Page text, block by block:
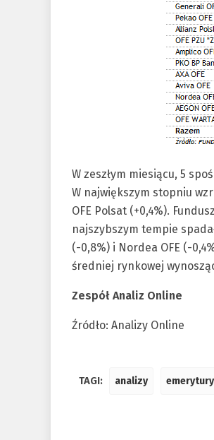
W zeszłym miesiącu, 5
W największym stopniu
OFE Polsat (+0,4%).
najszybszym tempie
(-0,8%) i Nordea OFE (-
średniej rynkowej
Zespół Analiz Online
Źródło: Analizy Online
TAGI: analizy emerytury